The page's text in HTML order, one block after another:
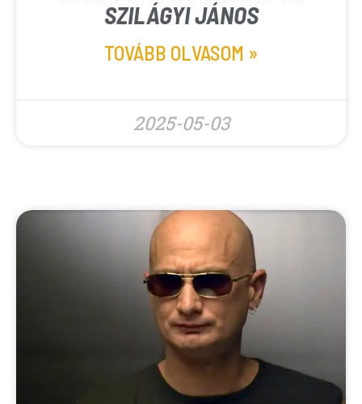
SZILÁGYI JÁNOS
TOVÁBB OLVASOM »
2025-05-03